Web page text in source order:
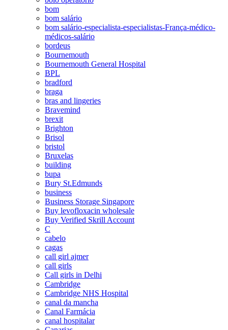
bom
bom salário
bom salário-especialista-especialistas-França-médico-
médicos-salário
bordeus
Bournemouth
Bournemouth General Hospital
BPL
bradford
braga
bras and lingeries
Bravemind
brexit
Brighton
Brisol
bristol
Bruxelas
building
bupa
Bury St.Edmunds
business
Business Storage Singapore
Buy levofloxacin wholesale
Buy Verified Skrill Account
C
cabelo
cagas
call girl ajmer
call girls
Call girls in Delhi
Cambridge
Cambridge NHS Hospital
canal da mancha
Canal Farmácia
canal hospitalar